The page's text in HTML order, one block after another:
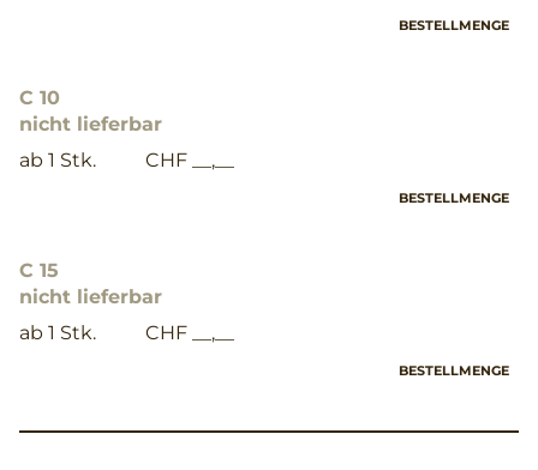
BESTELLMENGE
C 10
nicht lieferbar
ab 1 Stk.
CHF __,__
BESTELLMENGE
C 15
nicht lieferbar
ab 1 Stk.
CHF __,__
BESTELLMENGE